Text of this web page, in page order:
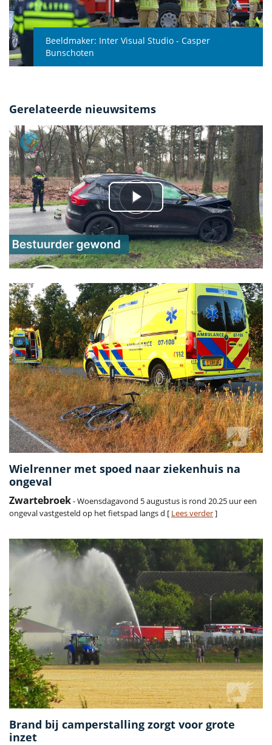
Beeldmaker: Inter Visual Studio - Casper
Bunschoten
Gerelateerde nieuwsitems
Wielrenner met spoed naar ziekenhuis na
ongeval
Zwartebroek- Woensdagavond 5 augustus is rond 20.25 uur een
ongeval vastgesteld op het fietspad langs d [ Lees verder]
Brand bij camperstalling zorgt voor grote
inzet